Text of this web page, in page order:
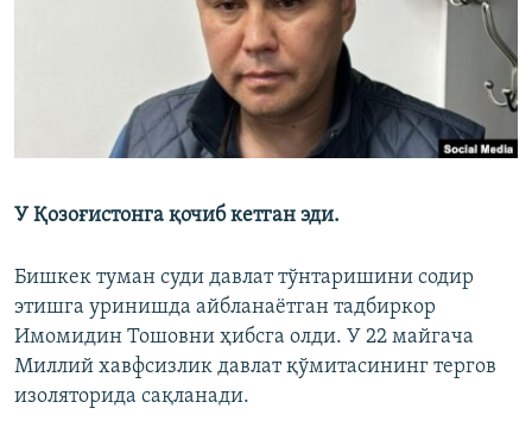
У Қозоғистонга қочиб кетган эди.
Бишкек туман суди давлат тўнтаришини содир
этишга уринишда айбланаётган тадбиркор
Имомидин Тошовни ҳибсга олди. У 22 майгача
Миллий хавфсизлик давлат қўмитасининг тергов
изоляторида сақланади.